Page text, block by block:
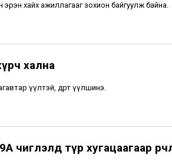
эрэн хайх ажиллагааг зохион байгуулж байна.
хална
үүлтэй, өдөртөө үүлшинэ.
чиглэлд түр хугацаагаар